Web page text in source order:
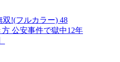
!(フルカラー) 48
公安事件で獄中12年